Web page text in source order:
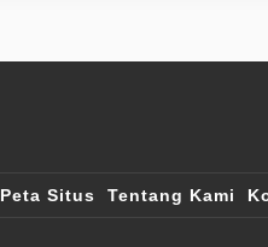
Peta Situs Tentang Kami